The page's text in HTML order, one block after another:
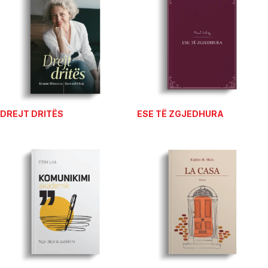
DREJT DRITËS ESE TË ZGJEDHURA